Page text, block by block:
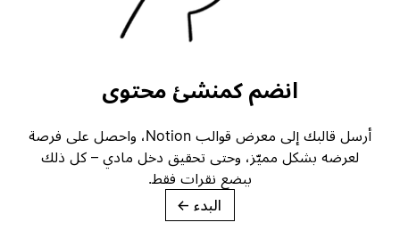
انضم كمنشئ محتوى
أرسل قالبك إلى معرض قوالب Notion، واحصل على فرصة
لعرضه بشكل مميّز، وحتى تحقيق دخل مادي – كل ذلك
ببضع نقرات فقط.
→